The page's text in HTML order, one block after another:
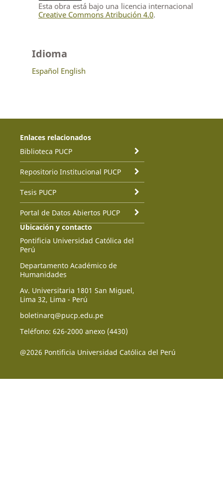
Esta obra está bajo una licencia internacional
Creative Commons Atribución 4.0.
Idioma
Español English
Enlaces relacionados
Biblioteca PUCP
Repositorio Institucional PUCP
Tesis PUCP
Portal de Datos Abiertos PUCP
Ubicación y contacto
Pontificia Universidad Católica del
Perú
Departamento Académico de
Humanidades
Av. Universitaria 1801 San Miguel,
Lima 32, Lima - Perú
boletinarq@pucp.edu.pe
Teléfono: 626-2000 anexo (4430)
@2026 Pontificia Universidad Católica del Perú